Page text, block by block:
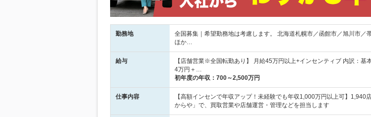
勤務地
全国募集｜希望勤務地は考慮します。 北海道札幌市／函館市／旭川市／
ほか…
給与
【店舗営業※全国転勤あり】 月給45万円以上+インセンティブ 内訳：基
4万円＋…
初年度の年収： 700～2,500万円
仕事内容
【高額インセンで年収アップ！未経験でも年収1,000万円以上可】1,940
からや」で、買取営業や店舗運営・管理などを担当します